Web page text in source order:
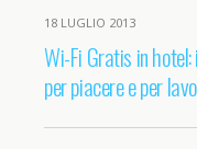
18 LUGLIO 2013
Wi-Fi Gratis in
per piacere e per